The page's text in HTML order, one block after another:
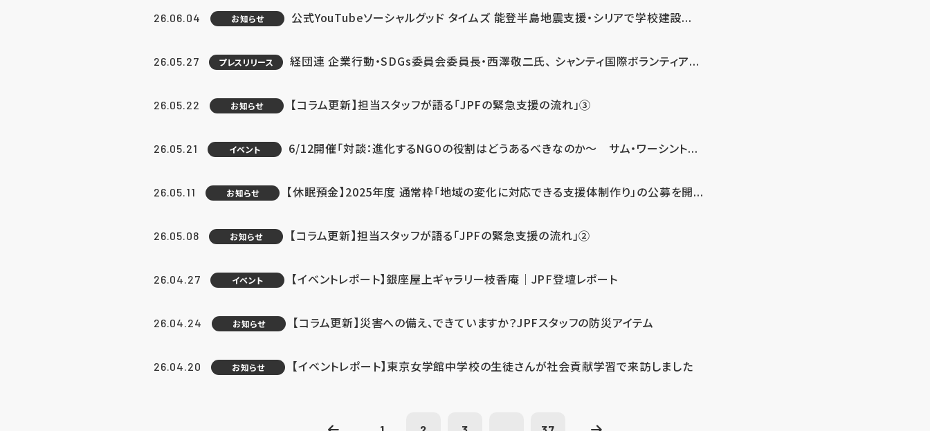
26.06.04 お知らせ 公式YouTubeソーシャルグッド タイムズ 能登半島地震支援・シリアで学校建設...
26.05.27 プレスリリース 経団連 企業行動・SDGs委員会委員長・西澤敬二氏、 シャンティ国際ボランティア...
26.05.22 お知らせ 【コラム更新】担当スタッフが語る「JPFの緊急支援の流れ」③
26.05.21 イベント 6/12開催「対談：進化するNGOの役割はどうあるべきなのか～ サム・ワーシント...
26.05.11 お知らせ 【休眠預金】2025年度 通常枠「地域の変化に対応できる支援体制作り」の公募を開...
26.05.08 お知らせ 【コラム更新】担当スタッフが語る「JPFの緊急支援の流れ」②
26.04.27 イベント 【イベントレポート】銀座屋上ギャラリー枝香庵｜JPF登壇レポート
26.04.24 お知らせ 【コラム更新】災害への備え、できていますか？JPFスタッフの防災アイテム
26.04.20 お知らせ 【イベントレポート】東京女学館中学校の生徒さんが社会貢献学習で来訪しました